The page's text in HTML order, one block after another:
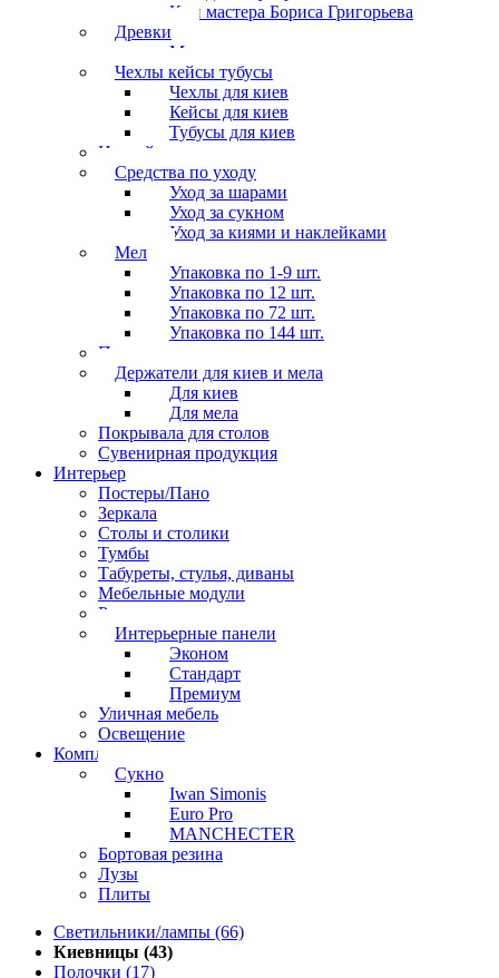
Кии мастера Бориса Григорьева
Древки
Мосты для киев
Чехлы кейсы тубусы
Чехлы для киев
Кейсы для киев
Тубусы для киев
Наклейки
Средства по уходу
Уход за шарами
Уход за сукном
Уход за киями и наклейками
Мел
Упаковка по 1-9 шт.
Упаковка по 12 шт.
Упаковка по 72 шт.
Упаковка по 144 шт.
Перчатки
Держатели для киев и мела
Для киев
Для мела
Покрывала для столов
Сувенирная продукция
Интерьер
Постеры/Пано
Зеркала
Столы и столики
Тумбы
Табуреты, стулья, диваны
Мебельные модули
Рамы под картины
Интерьерные панели
Эконом
Стандарт
Премиум
Уличная мебель
Освещение
Комплектующие
Сукно
Iwan Simonis
Euro Pro
MANCHECTER
Бортовая резина
Лузы
Плиты
Светильники/лампы (66)
Киевницы (43)
Полочки (17)